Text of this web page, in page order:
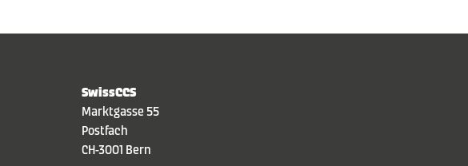
SwissCCS
Marktgasse 55
Postfach
CH-3001 Bern